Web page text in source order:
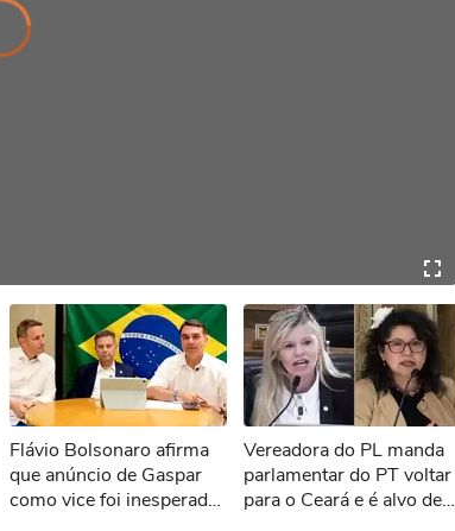
d
Pl
s l.
Flávio Bolsonaro afirma
que anúncio de Gaspar
como vice foi inesperado:
Vereadora do PL manda
parlamentar do PT voltar
para o Ceará e é alvo de